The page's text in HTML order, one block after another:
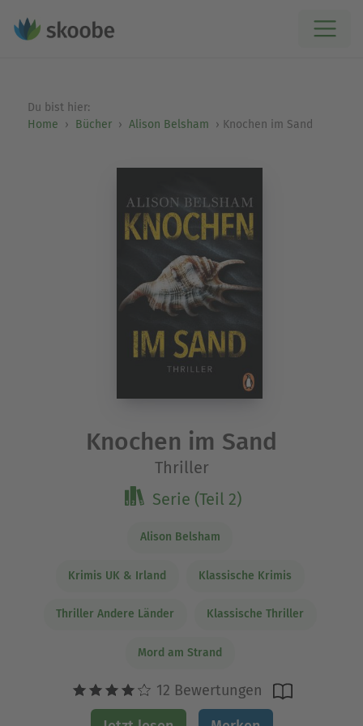
Du bist hier:
Home
Bücher Alison Belsham Knochen im Sand
Knochen im Sand
Thriller
Serie (Teil 2)
Alison Belsham
Krimis UK & Irland Klassische Krimis
Thriller Andere Länder Klassische Thriller
Mord am Strand
12 Bewertungen